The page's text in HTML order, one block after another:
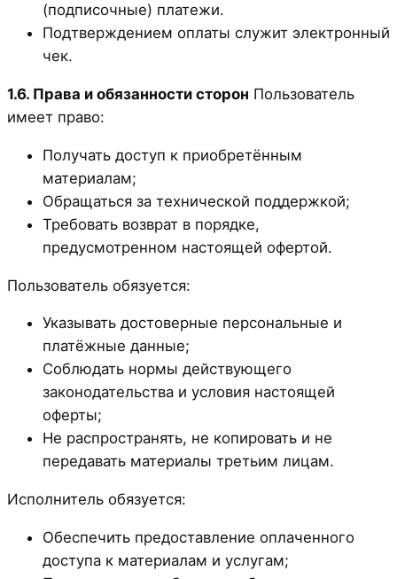
(подписочные) платежи.
Подтверждением оплаты служит электронный
чек.
1.6. Права и обязанности сторон Пользователь
имеет право:
Получать доступ к приобретённым
материалам;
Обращаться за технической поддержкой;
Требовать возврат в порядке,
предусмотренном настоящей офертой.
Пользователь обязуется:
Указывать достоверные персональные и
платёжные данные;
Соблюдать нормы действующего
законодательства и условия настоящей
оферты;
Не распространять, не копировать и не
передавать материалы третьим лицам.
Исполнитель обязуется:
Обеспечить предоставление оплаченного
доступа к материалам и услугам;